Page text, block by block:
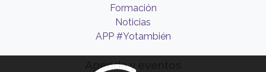
Formación
Noticias
APP #Yotambién
Agenda y eventos